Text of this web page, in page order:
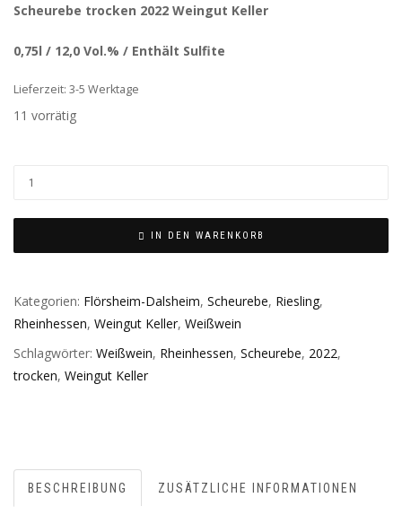
Scheurebe trocken 2022 Weingut Keller
0,75l / 12,0 Vol.% / Enthält Sulfite
Lieferzeit: 3-5 Werktage
11 vorrätig
IN DEN WARENKORB
Kategorien: Flörsheim-Dalsheim, Scheurebe, Riesling,
Rheinhessen, Weingut Keller, Weißwein
Schlagwörter: Weißwein, Rheinhessen, Scheurebe, 2022,
trocken, Weingut Keller
BESCHREIBUNG ZUSÄTZLICHE INFORMATIONEN